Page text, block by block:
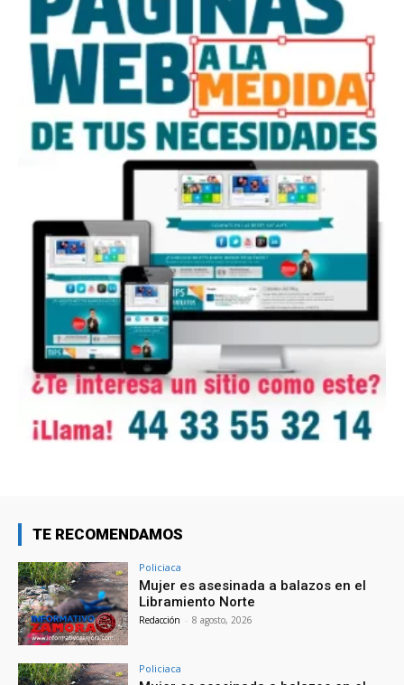
TE RECOMENDAMOS
Policiaca
Mujer es asesinada a balazos en el
Libramiento Norte
Redacción - 8 agosto, 2026
Policiaca